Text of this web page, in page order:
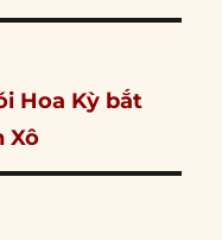
Hoa Kỳ bắt
Xô